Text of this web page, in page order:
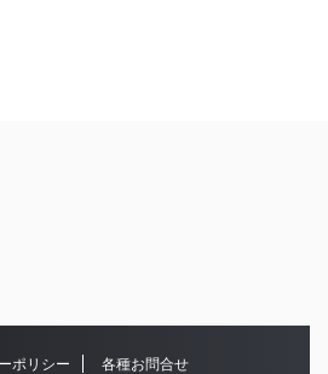
ポリシー 各種お問合せ